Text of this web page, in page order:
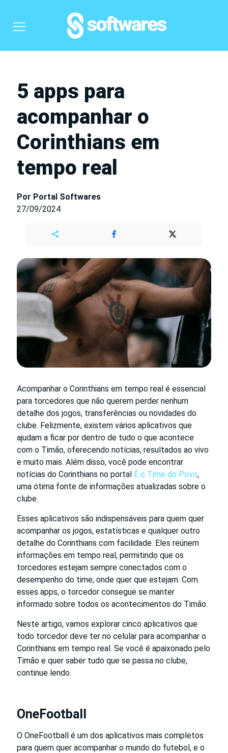
5 apps para
acompanhar o
Corinthians em
tempo real
Por Portal Softwares
27/09/2024
Acompanhar o Corinthians em tempo real é essencial
para torcedores que não querem perder nenhum
detalhe dos jogos, transferências ou novidades do
clube. Felizmente, existem vários aplicativos que
ajudam a ficar por dentro de tudo o que acontece
com o Timão, oferecendo notícias, resultados ao vivo
e muito mais. Além disso, você pode encontrar
notícias do Corinthians no portal É o Time do Povo,
uma ótima fonte de informações atualizadas sobre o
clube.
Esses aplicativos são indispensáveis para quem quer
acompanhar os jogos, estatísticas e qualquer outro
detalhe do Corinthians com facilidade. Eles reúnem
informações em tempo real, permitindo que os
torcedores estejam sempre conectados com o
desempenho do time, onde quer que estejam. Com
esses apps, o torcedor consegue se manter
informado sobre todos os acontecimentos do Timão.
Neste artigo, vamos explorar cinco aplicativos que
todo torcedor deve ter no celular para acompanhar o
Corinthians em tempo real. Se você é apaixonado pelo
Timão e quer saber tudo que se passa no clube,
continue lendo.
OneFootball
O OneFootball é um dos aplicativos mais completos
para quem quer acompanhar o mundo do futebol, e o